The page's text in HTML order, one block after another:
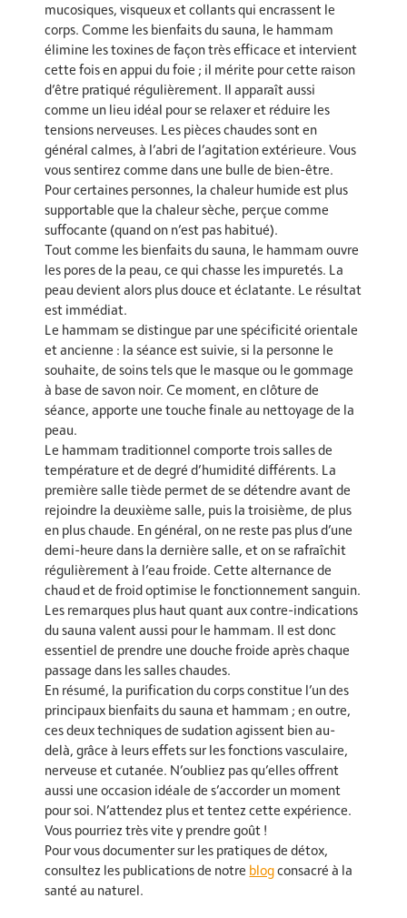
mucosiques, visqueux et collants qui encrassent le
corps. Comme les bienfaits du sauna, le hammam
élimine les toxines de façon très efficace et intervient
cette fois en appui du foie ; il mérite pour cette raison
d’être pratiqué régulièrement. Il apparaît aussi
comme un lieu idéal pour se relaxer et réduire les
tensions nerveuses. Les pièces chaudes sont en
général calmes, à l’abri de l’agitation extérieure. Vous
vous sentirez comme dans une bulle de bien-être.
Pour certaines personnes, la chaleur humide est plus
supportable que la chaleur sèche, perçue comme
suffocante (quand on n’est pas habitué).
Tout comme les bienfaits du sauna, le hammam ouvre
les pores de la peau, ce qui chasse les impuretés. La
peau devient alors plus douce et éclatante. Le résultat
est immédiat.
Le hammam se distingue par une spécificité orientale
et ancienne : la séance est suivie, si la personne le
souhaite, de soins tels que le masque ou le gommage
à base de savon noir. Ce moment, en clôture de
séance, apporte une touche finale au nettoyage de la
peau.
Le hammam traditionnel comporte trois salles de
température et de degré d’humidité différents. La
première salle tiède permet de se détendre avant de
rejoindre la deuxième salle, puis la troisième, de plus
en plus chaude. En général, on ne reste pas plus d’une
demi-heure dans la dernière salle, et on se rafraîchit
régulièrement à l’eau froide. Cette alternance de
chaud et de froid optimise le fonctionnement sanguin.
Les remarques plus haut quant aux contre-indications
du sauna valent aussi pour le hammam. Il est donc
essentiel de prendre une douche froide après chaque
passage dans les salles chaudes.
En résumé, la purification du corps constitue l’un des
principaux bienfaits du sauna et hammam ; en outre,
ces deux techniques de sudation agissent bien au-
delà, grâce à leurs effets sur les fonctions vasculaire,
nerveuse et cutanée. N’oubliez pas qu’elles offrent
aussi une occasion idéale de s’accorder un moment
pour soi. N’attendez plus et tentez cette expérience.
Vous pourriez très vite y prendre goût !
Pour vous documenter sur les pratiques de détox,
consultez les publications de notre blogconsacré à la
santé au naturel.